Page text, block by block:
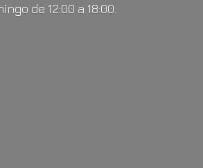
de 12:00 a 18:00.